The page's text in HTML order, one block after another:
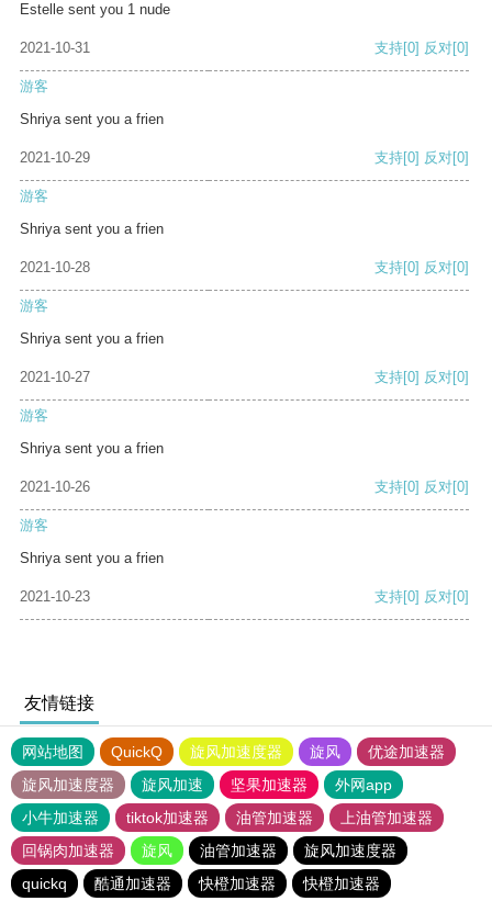
Estelle sent you 1 nude
2021-10-31 支持[0] 反对[0]
游客
Shriya sent you a frien
2021-10-29 支持[0] 反对[0]
游客
Shriya sent you a frien
2021-10-28 支持[0] 反对[0]
游客
Shriya sent you a frien
2021-10-27 支持[0] 反对[0]
游客
Shriya sent you a frien
2021-10-26 支持[0] 反对[0]
游客
Shriya sent you a frien
2021-10-23 支持[0] 反对[0]
友情链接
网站地图 QuickQ 旋风加速度器 旋风
优途加速器
旋风加速度器
旋风加速 坚果加速器
外网app
小牛加速器
tiktok加速器 油管加速器
上油管加速器
回锅肉加速器
旋风 油管加速器
旋风加速度器
quickq
酷通加速器 快橙加速器 快橙加速器